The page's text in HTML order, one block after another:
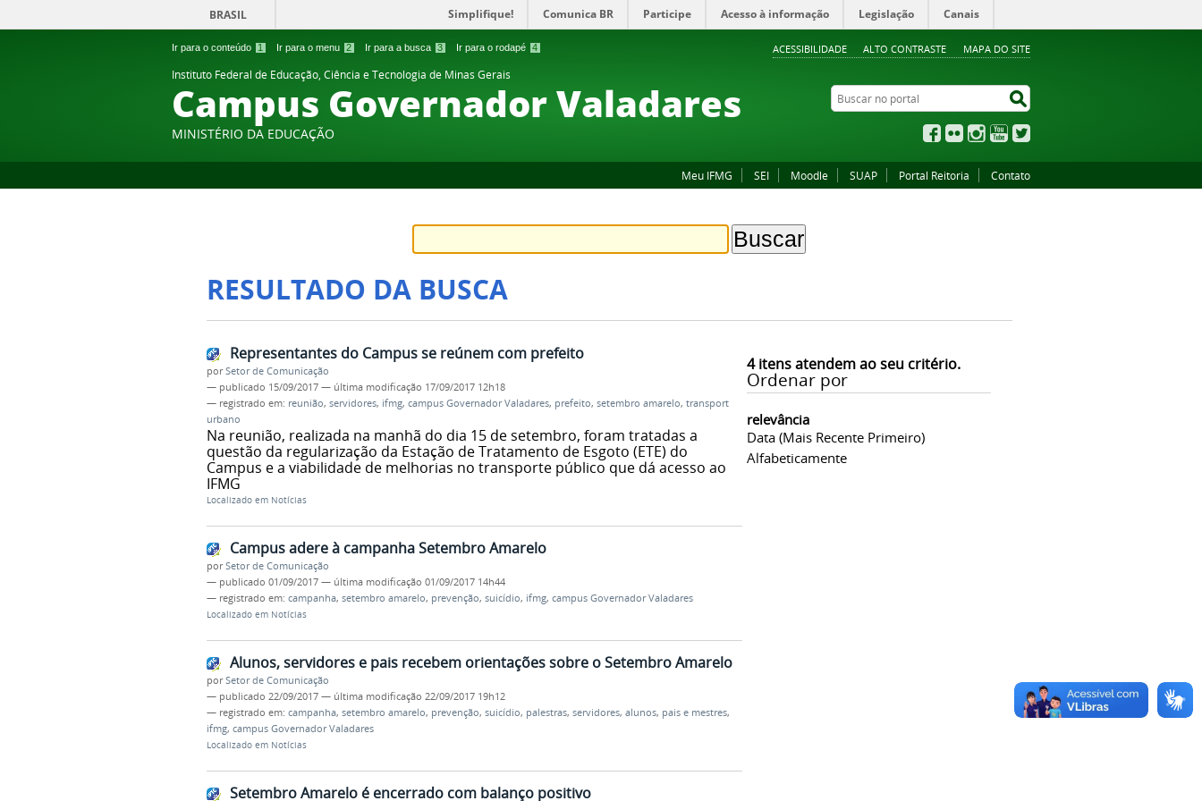
Ir para o conteúdo 1 Ir para o menu 2 Ir para a busca 3 Ir para o rodapé 4 ACESSIBILIDADE ALTO CONTRASTE MAPA DO SITE
BRASIL Simplifique! Comunica BR Participe Acesso à informação Legislação Canais
Instituto Federal de Educação, Ciência e Tecnologia de Minas Gerais
Campus Governador Valadares
MINISTÉRIO DA EDUCAÇÃO
Buscar no portal
Facebook
Flickr InstagramYouTube
Meu IFMG SEI Moodle SUAP Portal Reitoria Contato
RESULTADO DA BUSCA
4itens atendem ao seu critério.
Ordenar por
relevância
Data (mais Recente Primeiro)
Alfabeticamente
Representantes do Campus se reúnem com prefeito
porSetor de Comunicação
— publicado 15/09/2017 — última modificação 17/09/2017 12h18
— registrado em: reunião, servidores, ifmg, campus Governador Valadares, prefeito, setembro amarelo, transporte
urbano
Na reunião, realizada na manhã do dia 15 de setembro, foram tratadas a
questão da regularização da Estação de Tratamento de Esgoto (ETE) do
Campus e a viabilidade de melhorias no transporte público que dá acesso ao
IFMG
Localizado em Notícias
Campus adere à campanha Setembro Amarelo
porSetor de Comunicação
— publicado 01/09/2017 — última modificação 01/09/2017 14h44
— registrado em: campanha, setembro amarelo, prevenção, suicídio, ifmg, campus Governador Valadares
Localizado em Notícias
Alunos, servidores e pais recebem orientações sobre o Setembro Amarelo
porSetor de Comunicação
— publicado 22/09/2017 — última modificação 22/09/2017 19h12
— registrado em: campanha, setembro amarelo, prevenção, suicídio, palestras, servidores, alunos, pais e mestres,
ifmg, campus Governador Valadares
Localizado em Notícias
Setembro Amarelo é encerrado com balanço positivo